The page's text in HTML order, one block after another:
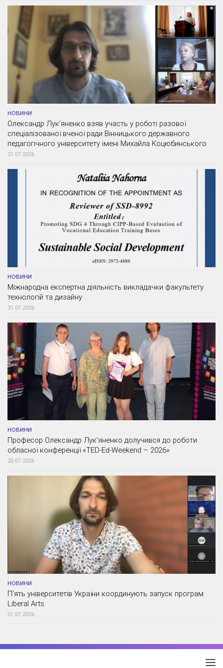
НОВИНИ
Олександр Лук’яненко взяв участь у роботі разової
спеціалізованої вченої ради Вінницького державного
педагогічного університету імені Михайла Коцюбинського
31.07.2026
НОВИНИ
Міжнародна експертна діяльність викладачки факультету
технологій та дизайну
31.07.2026
НОВИНИ
Професор Олександр Лук’яненко долучився до роботи
обласної конференції «TED-Ed-Weekend – 2026»
20.07.2026
НОВИНИ
П’ять університетів України координують запуск програм
Liberal Arts
01.07.2026